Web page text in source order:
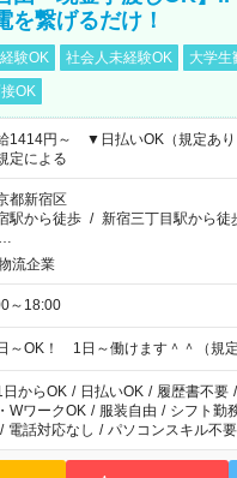
を繋げるだけ！
験OK 社会人未経験OK 大学生
OK
1414円～ ▼日払いOK（規定あ
定による
都新宿区
駅から徒歩 / 新宿三丁目駅から徒
…
流企業
～18:00
～OK！ 1日～働けます＾＾（規定
日からOK / 日払いOK / 履歴書不要 /
WワークOK / 服装自由 / シフト勤
/ 電話対応なし / パソコンスキル不要